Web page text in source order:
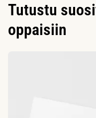
Tutustu
oppaisiin